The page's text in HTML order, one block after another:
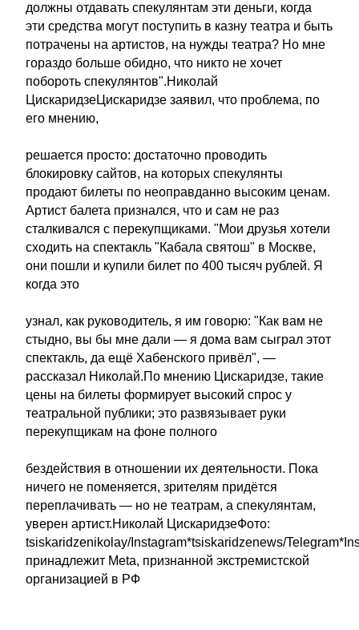
должны отдавать спекулянтам эти деньги, когда
эти средства могут поступить в казну театра и быть
потрачены на артистов, на нужды театра? Но мне
гораздо больше обидно, что никто не хочет
побороть спекулянтов".Николай
ЦискаридзеЦискаридзе заявил, что проблема, по
его мнению,
решается просто: достаточно проводить
блокировку сайтов, на которых спекулянты
продают билеты по неоправданно высоким ценам.
Артист балета признался, что и сам не раз
сталкивался с перекупщиками. "Мои друзья хотели
сходить на спектакль "Кабала святош" в Москве,
они пошли и купили билет по 400 тысяч рублей. Я
когда это
узнал, как руководитель, я им говорю: "Как вам не
стыдно, вы бы мне дали — я дома вам сыграл этот
спектакль, да ещё Хабенского привёл", —
рассказал Николай.По мнению Цискаридзе, такие
цены на билеты формирует высокий спрос у
театральной публики; это развязывает руки
перекупщикам на фоне полного
бездействия в отношении их деятельности. Пока
ничего не поменяется, зрителям придётся
переплачивать — но не театрам, а спекулянтам,
уверен артист.Николай ЦискаридзеФото:
tsiskaridzenikolay/Instagram*tsiskaridzenews/
принадлежит Meta, признанной экстремистской
организацией в РФ